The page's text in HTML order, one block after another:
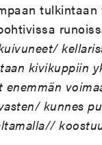
kivikuppiin
enemmän
kunnes